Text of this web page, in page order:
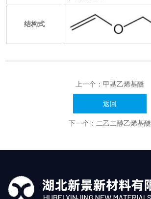
结构式
上一个： 甲基乙烯基醚
返回
下一个： 二乙二醇乙烯基醚